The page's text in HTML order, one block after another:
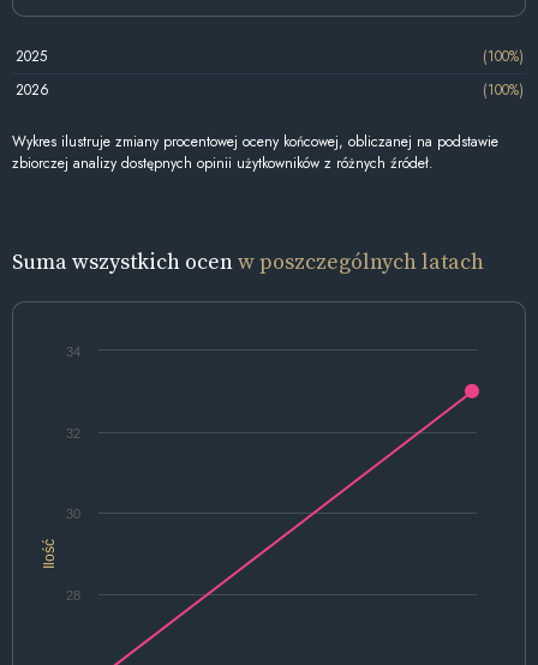
2025
(100%)
2026
(100%)
Wykres ilustruje zmiany procentowej oceny końcowej, obliczanej na podstawie
zbiorczej analizy dostępnych opinii użytkowników z różnych źródeł.
Suma wszystkich ocenw poszczególnych latach
Ilość
28
30
32
34